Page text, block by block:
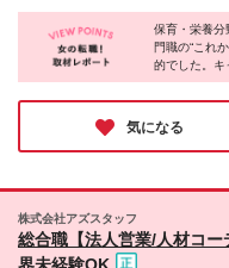
かり評価
えたい ・
り添いな
力しなが
気持ちを重視してい
せんが、
勢は大切にしていま
みたいと
※原則出社
勤務も可
喫煙防止
保育・栄養分
門職の“これ
的でした。キ
らし」に寄り
つながった証
なか、平日
それぞれの“
気になる
株式会社アズスタッフ
総合職【法人営業/人材コ